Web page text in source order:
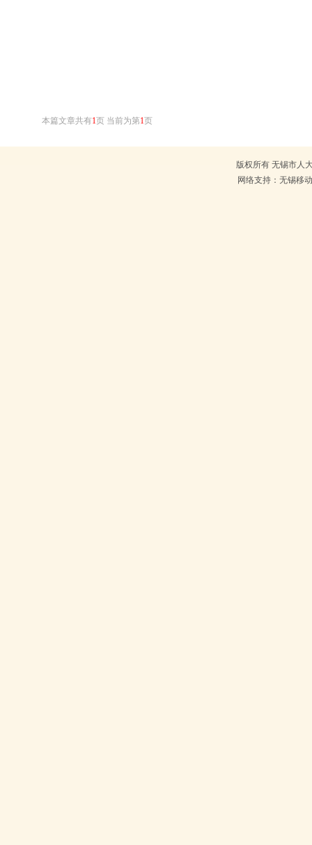
本篇文章共有1页 当前为第1页
版权所有 无锡市人
网络支持：无锡移